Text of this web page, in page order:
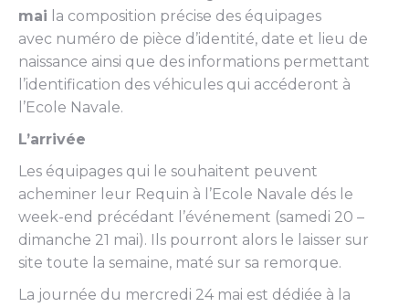
mai la composition précise des équipages
avec numéro de pièce d’identité, date et lieu de
naissance ainsi que des informations permettant
l’identification des véhicules qui accéderont à
l’Ecole Navale.
L’arrivée
Les équipages qui le souhaitent peuvent
acheminer leur Requin à l’Ecole Navale dés le
week-end précédant l’événement (samedi 20 –
dimanche 21 mai). Ils pourront alors le laisser sur
site toute la semaine, maté sur sa remorque.
La journée du mercredi 24 mai est dédiée à la